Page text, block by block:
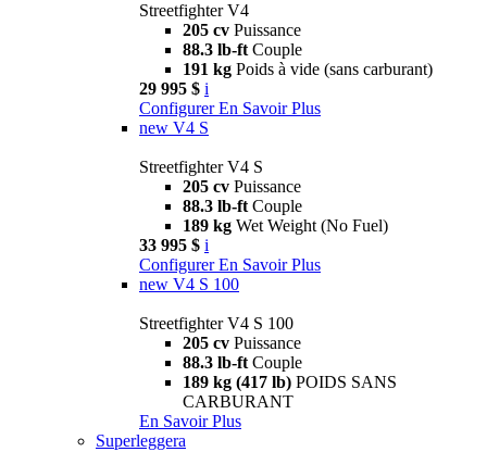
Streetfighter V4
205 cv Puissance
88.3 lb-ft Couple
191 kg Poids à vide (sans carburant)
29 995 $ i
Configurer En Savoir Plus
new V4 S
Streetfighter V4 S
205 cv Puissance
88.3 lb-ft Couple
189 kg Wet Weight (No Fuel)
33 995 $ i
Configurer En Savoir Plus
new V4 S 100
Streetfighter V4 S 100
205 cv Puissance
88.3 lb-ft Couple
189 kg (417 lb) POIDS SANS
CARBURANT
En Savoir Plus
Superleggera